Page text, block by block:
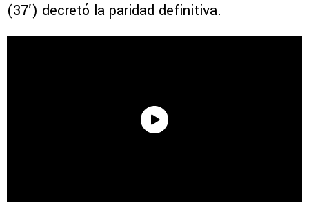
(37′) decretó la paridad definitiva.